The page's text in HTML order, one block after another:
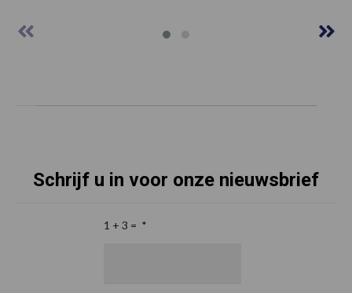
Schrijf u in voor onze nieuwsbrief
1 + 3 = *